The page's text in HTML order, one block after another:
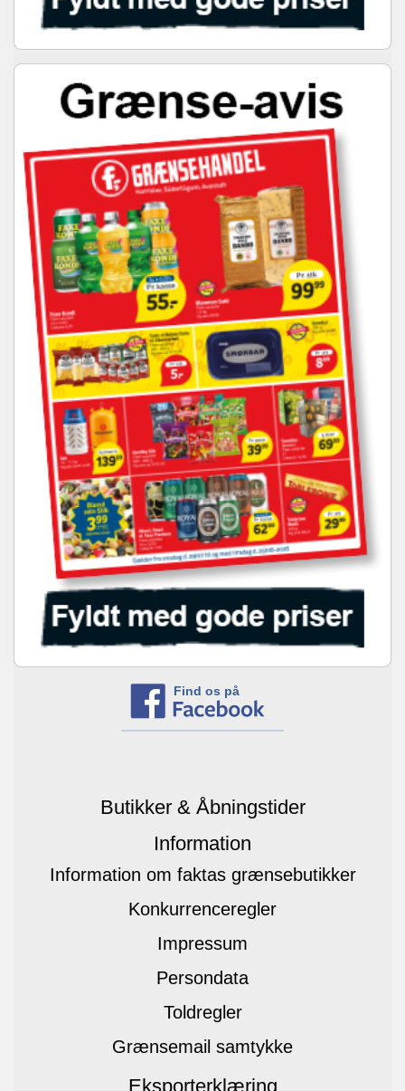
Find os på
Butikker & Åbningstider
Information
Information om faktas grænsebutikker
Konkurrenceregler
Impressum
Persondata
Toldregler
Grænsemail samtykke
Eksporterklæring